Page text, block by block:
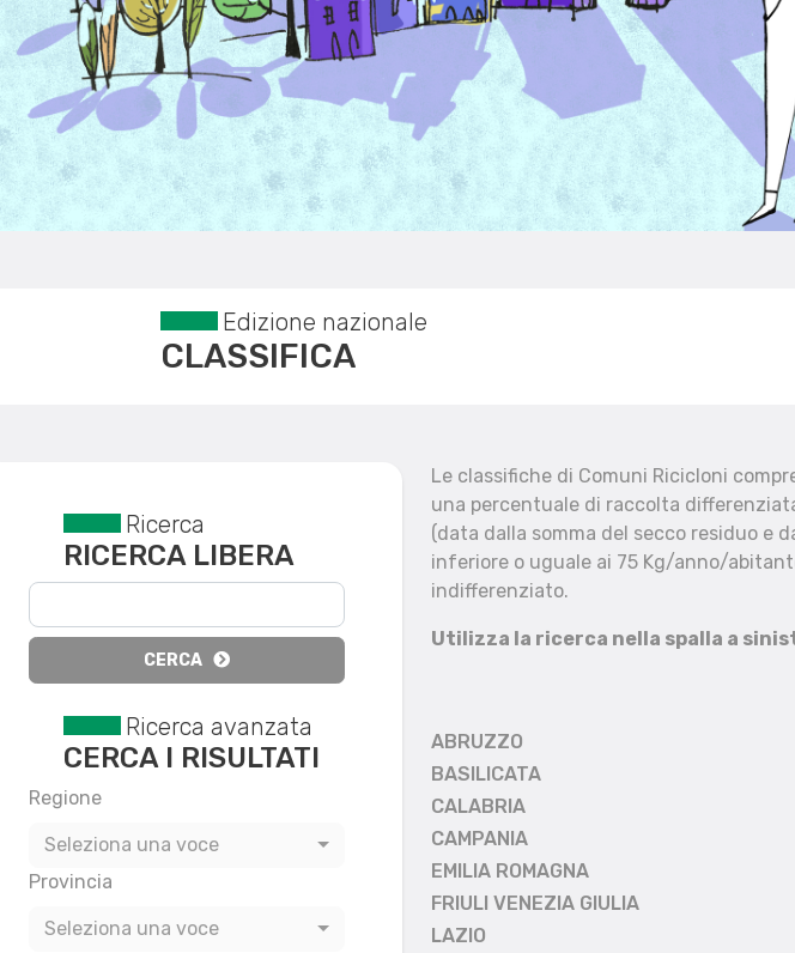
Edizione nazionale
CLASSIFICA
Reset filtri
Ricerca
RICERCA LIBERA
CERCA
Ricerca avanzata
CERCA I RISULTATI
Regione
Seleziona una voce
Provincia
Seleziona una voce
Le classifiche di Comuni Ricicloni
una percentuale di raccolta
(data dalla somma del secco residuo e
inferiore o uguale ai 75 Kg/anno/
indifferenziato.
Utilizza la ricerca nella spalla a
ABRUZZO
BASILICATA
CALABRIA
CAMPANIA
EMILIA ROMAGNA
FRIULI VENEZIA GIULIA
LAZIO